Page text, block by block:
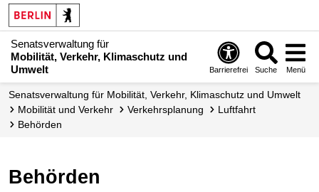
Senatsverwaltung für
Mobilität, Verkehr, Klimaschutz und
Umwelt
Barrierefrei Suche Menü
Senatsverwaltung für Mobilität, Verkehr, Klimaschutz und Umwelt
Mobilität und Verkehr
Verkehrsplanung
Luftfahrt
Behörden
Behörden